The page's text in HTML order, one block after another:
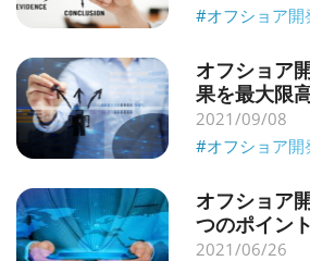
#オフショア開
オフショア
果を最大限
2021/09/08
#オフショア開
オフショア
つのポイント
2021/06/26